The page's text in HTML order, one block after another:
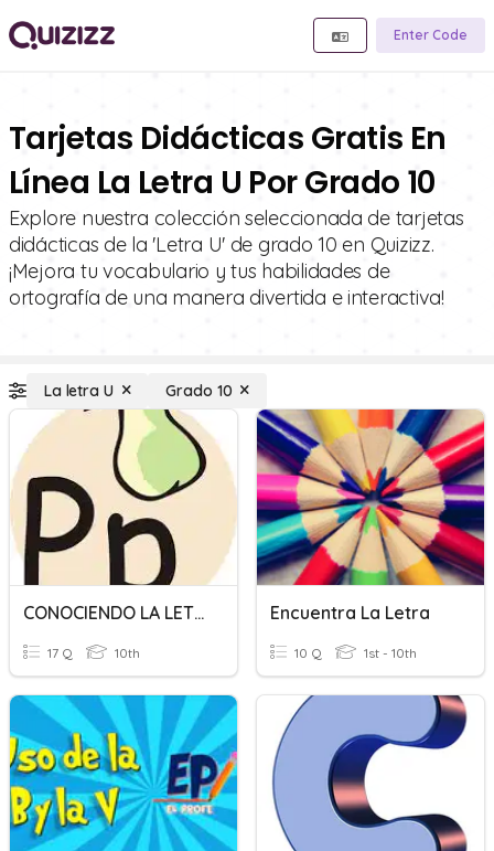
Enter Code
Tarjetas Didácticas Gratis En
Línea La Letra U Por Grado 10
Explore nuestra colección seleccionada de tarjetas
didácticas de la 'Letra U' de grado 10 en Quizizz.
¡Mejora tu vocabulario y tus habilidades de
ortografía de una manera divertida e interactiva!
La letra U Grado 10
CONOCIENDO LA LETRA "P"
17 Q 10th
Encuentra La Letra
10 Q 1st - 10th